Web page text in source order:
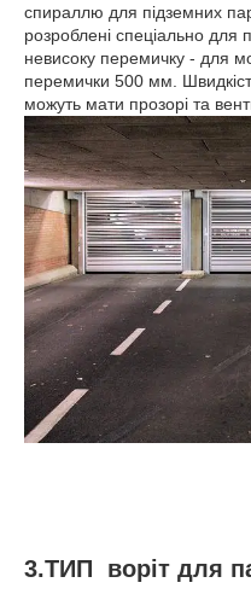
спираллю для підземних
розроблені спеціально для
невисоку перемичку - для
перемички 500 мм.
можуть мати прозорі та
3.ТИП воріт для